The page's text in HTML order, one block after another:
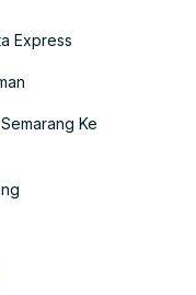
Express
Ke